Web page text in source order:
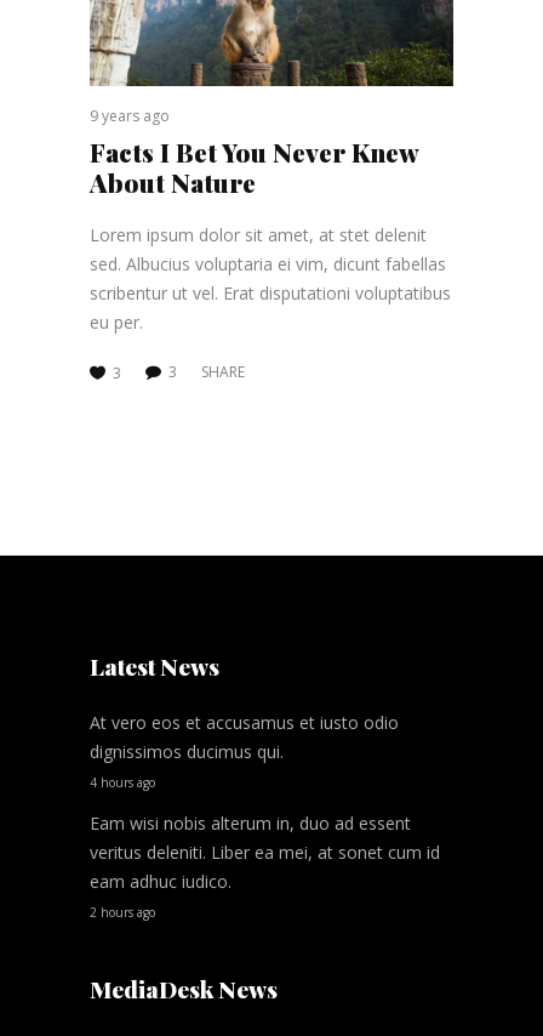
9 years ago
Facts I Bet You Never Knew
About Nature
Lorem ipsum dolor sit amet, at stet delenit
sed. Albucius voluptaria ei vim, dicunt fabellas
scribentur ut vel. Erat disputationi voluptatibus
eu per.
3 3 SHARE
Latest News
At vero eos et accusamus et iusto odio
dignissimos ducimus qui.
4 hours ago
Eam wisi nobis alterum in, duo ad essent
veritus deleniti. Liber ea mei, at sonet cum id
eam adhuc iudico.
2 hours ago
MediaDesk News